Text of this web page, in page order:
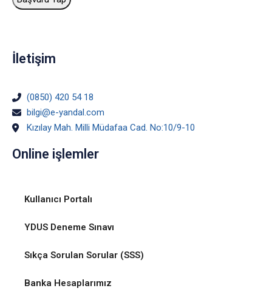
Online işlemler
Kullanıcı Portalı
YDUS Deneme Sınavı
Sıkça Sorulan Sorular (SSS)
Banka Hesaplarımız
İletişim
(0850) 420 54 18
bilgi@e-yandal.com
Kızılay Mah. Milli Müdafaa Cad. No:10/9-10